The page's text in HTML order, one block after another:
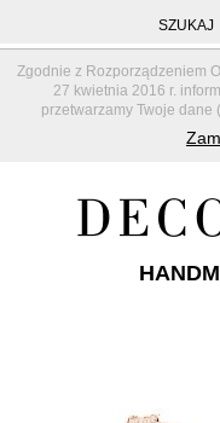
Zgodnie z Rozporządzeniem
27 kwietnia 2016 r.
przetwarzamy Twoje dane (
SZUKAJ